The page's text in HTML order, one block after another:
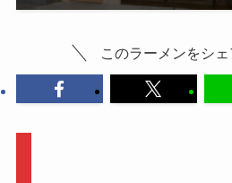
このラーメンをシェ